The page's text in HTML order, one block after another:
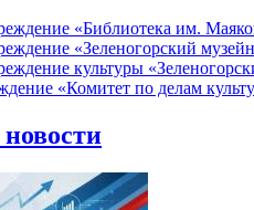
«Библиотека им.
«Зеленогорский
культуры
«Комитет по делам